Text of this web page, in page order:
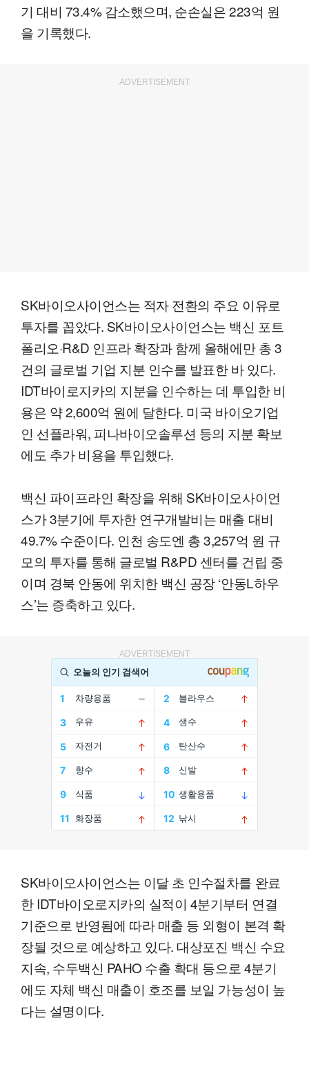
기 대비 73.4% 감소했으며, 순손실은 223억 원
을 기록했다.
ADVERTISEMENT
SK바이오사이언스는 적자 전환의 주요 이유로
투자를 꼽았다. SK바이오사이언스는 백신 포트
폴리오·R&D 인프라 확장과 함께 올해에만 총 3
건의 글로벌 기업 지분 인수를 발표한 바 있다.
IDT바이로지카의 지분을 인수하는 데 투입한 비
용은 약 2,600억 원에 달한다. 미국 바이오기업
인 선플라워, 피나바이오솔루션 등의 지분 확보
에도 추가 비용을 투입했다.
백신 파이프라인 확장을 위해 SK바이오사이언
스가 3분기에 투자한 연구개발비는 매출 대비
49.7% 수준이다. 인천 송도엔 총 3,257억 원 규
모의 투자를 통해 글로벌 R&PD 센터를 건립 중
이며 경북 안동에 위치한 백신 공장 ‘안동L하우
스’는 증축하고 있다.
ADVERTISEMENT
SK바이오사이언스는 이달 초 인수절차를 완료
한 IDT바이오로지카의 실적이 4분기부터 연결
기준으로 반영됨에 따라 매출 등 외형이 본격 확
장될 것으로 예상하고 있다. 대상포진 백신 수요
지속, 수두백신 PAHO 수출 확대 등으로 4분기
에도 자체 백신 매출이 호조를 보일 가능성이 높
다는 설명이다.